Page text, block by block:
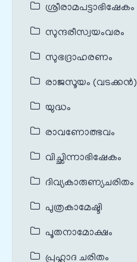
ശ്രീരാമപട്ടാഭിഷേകം
സുന്ദരീസ്വയംവരം
സുഭദ്രാഹരണം
രാജസൂയം (വടക്കൻ)
യുദ്ധം
രാവണോത്ഭവം
വിച്ഛിന്നാഭിഷേകം
ദിവ്യകാരുണ്യചരിതം
പുത്രകാമേഷ്ടി
പൂതനാമോക്ഷം
പ്രഹ്ലാദ ചരിതം